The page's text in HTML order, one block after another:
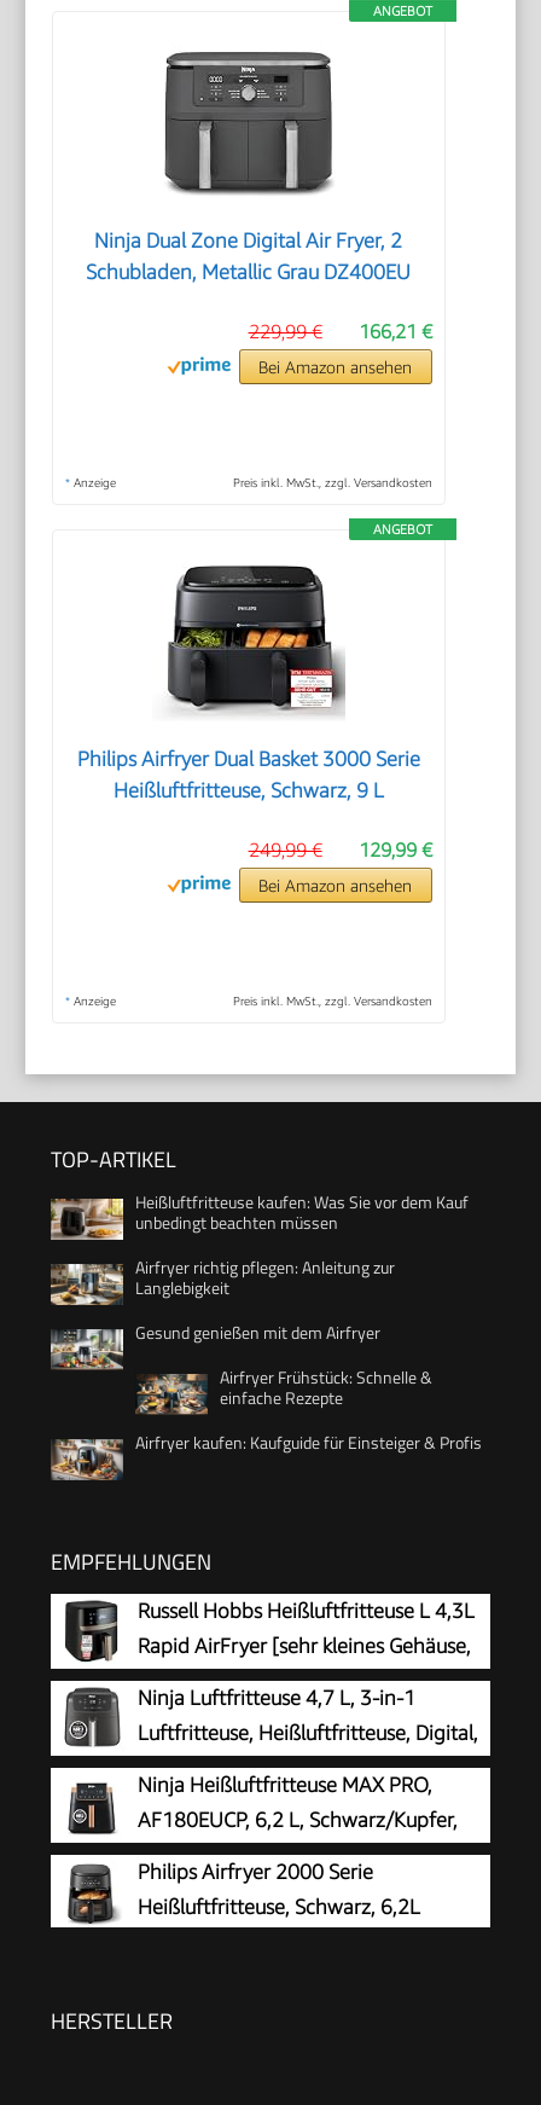
ANGEBOT
Ninja Dual Zone Digital Air Fryer, 2
Schubladen, Metallic Grau DZ400EU
166,21 €
229,99 €
Bei Amazon ansehen
* Anzeige Preis inkl. MwSt., zzgl. Versandkosten
ANGEBOT
Philips Airfryer Dual Basket 3000 Serie
Heißluftfritteuse, Schwarz, 9 L
129,99 €
249,99 €
Bei Amazon ansehen
* Anzeige Preis inkl. MwSt., zzgl. Versandkosten
TOP-ARTIKEL
Heißluftfritteuse kaufen: Was Sie vor dem Kauf
unbedingt beachten müssen
Airfryer richtig pflegen: Anleitung zur
Langlebigkeit
Gesund genießen mit dem Airfryer
Airfryer Frühstück: Schnelle &
einfache Rezepte
Airfryer kaufen: Kaufguide für Einsteiger & Profis
EMPFEHLUNGEN
Russell Hobbs Heißluftfritteuse L 4,3L
Rapid AirFryer [sehr kleines Gehäuse,
sehr leise, 9 Programme] SatisFry
(spülmaschinenfest, Fritteuse ohne Öl,
TouchScreen, Grillen, Backen, Braten etc) 27610-
56
Ninja Luftfritteuse 4,7 L, 3-in-1
Luftfritteuse, Heißluftfritteuse, Digital,
Antihaft-Fritteuse, 2000 W, Schwarz
Ninja Heißluftfritteuse MAX PRO,
AF180EUCP, 6,2 L, Schwarz/Kupfer,
ölfrei
Philips Airfryer 2000 Serie
Heißluftfritteuse, Schwarz, 6,2L
HERSTELLER